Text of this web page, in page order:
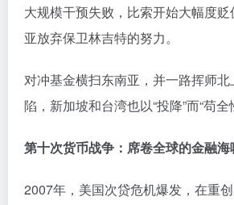
大规模干预失败，比索开始大幅度
亚放弃保卫林吉特的努力。
对冲基金横扫东南亚，并一路挥师
陷，新加坡和台湾也以“投降”而“苟全
第十次货币战争：席卷全球的金融海
2007年，美国次贷危机爆发，在重